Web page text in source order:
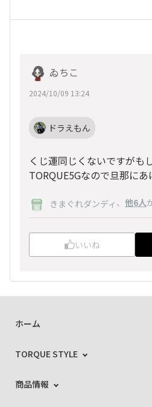
ゐちこ
2024/10/09 13:24
ドラえもん
くじ運同じくないですがも
TORQUE5Gなので旦那に
きまぐれダンディ 、 他6人
いいね
ホーム
TORQUE STYLE
商品情報